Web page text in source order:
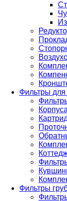
Фильтры для
Фильтры